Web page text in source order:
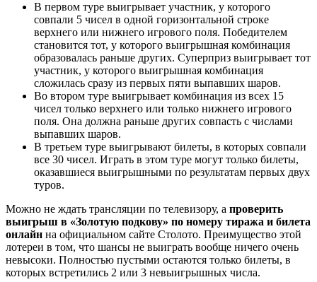
В первом туре выигрывает участник, у которого
совпали 5 чисел в одной горизонтальной строке
верхнего или нижнего игрового поля. Победителем
становится тот, у которого выигрышная комбинация
образовалась раньше других. Суперприз выигрывает тот
участник, у которого выигрышная комбинация
сложилась сразу из первых пяти выпавших шаров.
Во втором туре выигрывает комбинация из всех 15
чисел только верхнего или только нижнего игрового
поля. Она должна раньше других совпасть с числами
выпавших шаров.
В третьем туре выигрывают билеты, в которых совпали
все 30 чисел. Играть в этом туре могут только билеты,
оказавшиеся выигрышными по результатам первых двух
туров.
Можно не ждать трансляции по телевизору, а проверить
выигрыш в «Золотую подкову» по номеру тиража и билета
онлайн на официальном сайте Столото. Преимущество этой
лотереи в том, что шансы не выиграть вообще ничего очень
невысоки. Полностью пустыми остаются только билеты, в
которых встретились 2 или 3 невыигрышных числа.